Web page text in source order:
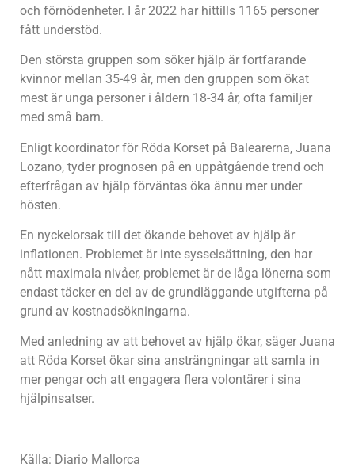
och förnödenheter. I år 2022 har hittills 1165 personer
fått understöd.
Den största gruppen som söker hjälp är fortfarande
kvinnor mellan 35-49 år, men den gruppen som ökat
mest är unga personer i åldern 18-34 år, ofta familjer
med små barn.
Enligt koordinator för Röda Korset på Balearerna, Juana
Lozano, tyder prognosen på en uppåtgående trend och
efterfrågan av hjälp förväntas öka ännu mer under
hösten.
En nyckelorsak till det ökande behovet av hjälp är
inflationen. Problemet är inte sysselsättning, den har
nått maximala nivåer, problemet är de låga lönerna som
endast täcker en del av de grundläggande utgifterna på
grund av kostnadsökningarna.
Med anledning av att behovet av hjälp ökar, säger Juana
att Röda Korset ökar sina ansträngningar att samla in
mer pengar och att engagera flera volontärer i sina
hjälpinsatser.
Källa: Diario Mallorca